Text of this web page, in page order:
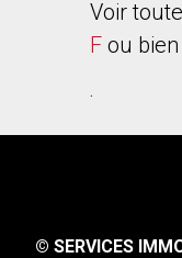
Voir
F ou
.
© SERVICES